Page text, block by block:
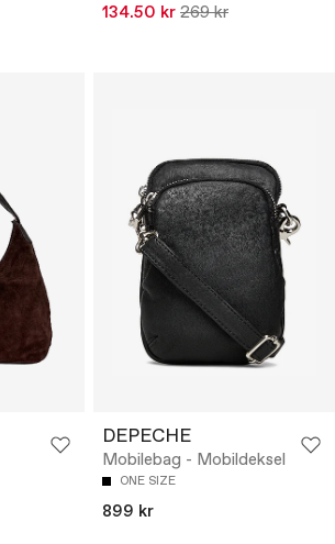
134.50 kr 269 kr
DEPECHE
Mobilebag - Mobildeksel
ONE SIZE
899 kr